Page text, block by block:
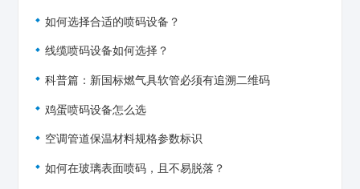
如何选择合适的喷码设备？
线缆喷码设备如何选择？
科普篇：新国标燃气具软管必须有追溯二维码
鸡蛋喷码设备怎么选
空调管道保温材料规格参数标识
如何在玻璃表面喷码，且不易脱落？